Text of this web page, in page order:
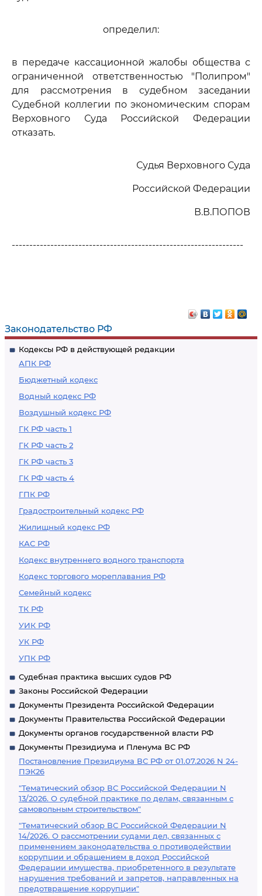
Законодательство РФ
Кодексы РФ в действующей редакции
АПК РФ
Бюджетный кодекс
Водный кодекс РФ
Воздушный кодекс РФ
ГК РФ часть 1
ГК РФ часть 2
ГК РФ часть 3
ГК РФ часть 4
ГПК РФ
Градостроительный кодекс РФ
Жилищный кодекс РФ
КАС РФ
Кодекс внутреннего водного транспорта
Кодекс торгового мореплавания РФ
Семейный кодекс
ТК РФ
УИК РФ
УК РФ
УПК РФ
Судебная практика высших судов РФ
Законы Российской Федерации
Документы Президента Российской Федерации
Документы Правительства Российской Федерации
Документы органов государственной власти РФ
Документы Президиума и Пленума ВС РФ
Постановление Президиума ВС РФ от 01.07.2026 N 24-
ПЭК26
"Тематический обзор ВС Российской Федерации N
13/2026. О судебной практике по делам, связанным с
самовольным строительством"
"Тематический обзор ВС Российской Федерации N
14/2026. О рассмотрении судами дел, связанных с
применением законодательства о противодействии
коррупции и обращением в доход Российской
Федерации имущества, приобретенного в результате
нарушения требований и запретов, направленных на
предотвращение коррупции"
определил:
в передаче кассационной жалобы общества с
ограниченной ответственностью "Полипром"
для рассмотрения в судебном заседании
Судебной коллегии по экономическим спорам
Верховного Суда Российской Федерации
отказать.
Судья Верховного Суда
Российской Федерации
В.В.ПОПОВ
------------------------------------------------------------------